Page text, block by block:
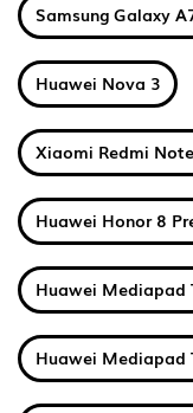
Samsung Galaxy
Huawei Nova 3
Xiaomi Redmi
Huawei Honor 8
Huawei Mediapad
Huawei Mediapad